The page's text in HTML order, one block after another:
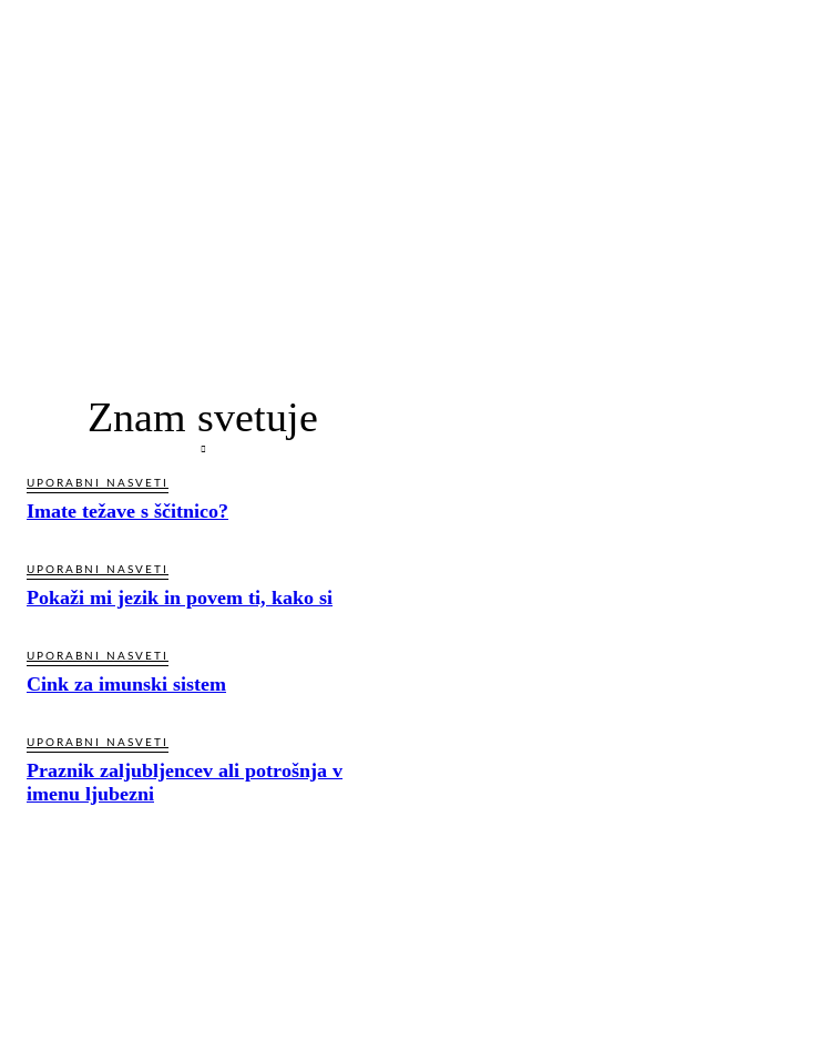
Znam svetuje
UPORABNI NASVETI
Imate težave s ščitnico?
UPORABNI NASVETI
Pokaži mi jezik in povem ti, kako si
UPORABNI NASVETI
Cink za imunski sistem
UPORABNI NASVETI
Praznik zaljubljencev ali potrošnja v
imenu ljubezni